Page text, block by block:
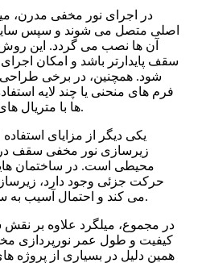
در اجرای نور مخفی مدرن،
اصلی متصل می شوند و سپس
آن ها نصب می گردد. این
سقف پایدارتر باشد و امکان
شود. همچنین، در برخی طراحی
فرم های منحنی یا چند لایه
ها با متریال های ضعیف تر دشوار است.
یکی دیگر از مزایای
زیرسازی نور مخفی سقف در
محیطی است. در ساختمان
حرکت جزئی وجود دارد،
می کند و احتمال آسیب به سقف کاهش پیدا می کند.
در مجموع، میلگرد علاوه بر
کیفیت و طول عمر نورپردازی
همین دلیل در بسیاری از پروژه